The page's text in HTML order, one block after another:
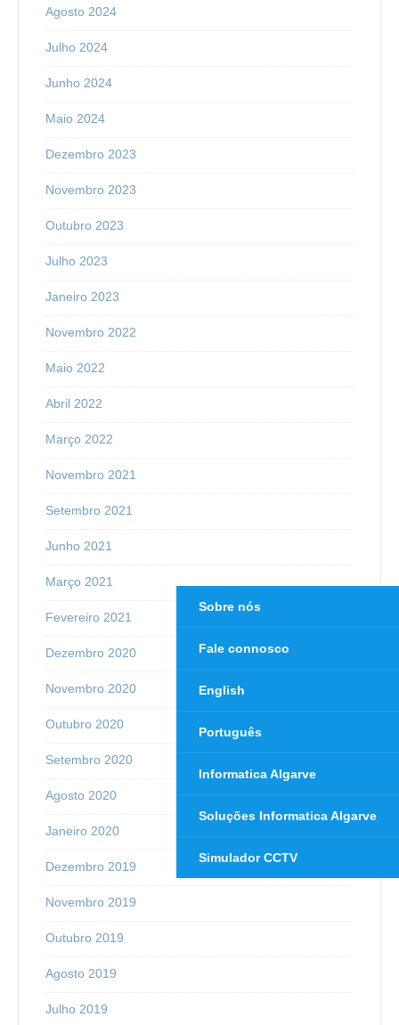
Agosto 2024
Julho 2024
Junho 2024
Maio 2024
Dezembro 2023
Novembro 2023
Outubro 2023
Julho 2023
Janeiro 2023
Novembro 2022
Maio 2022
Abril 2022
Março 2022
Novembro 2021
Setembro 2021
Junho 2021
Março 2021
Fevereiro 2021
Dezembro 2020
Novembro 2020
Outubro 2020
Setembro 2020
Agosto 2020
Janeiro 2020
Dezembro 2019
Novembro 2019
Outubro 2019
Agosto 2019
Julho 2019
Sobre nós
Fale connosco
English
Português
Informatica Algarve
Soluções Informatica Algarve
Simulador CCTV